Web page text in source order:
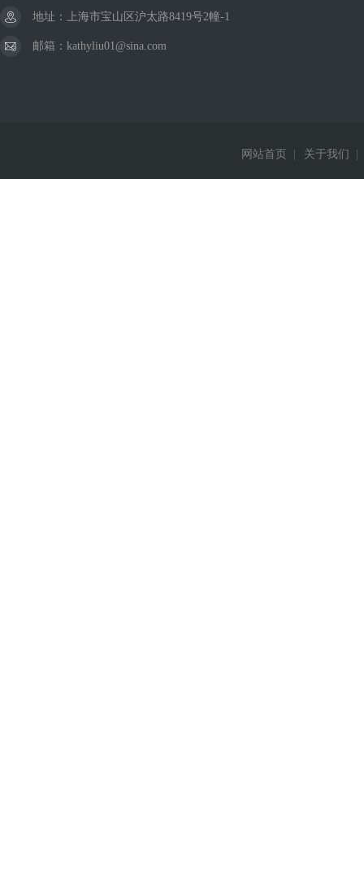
地址：上海市宝山区沪太路8419号2幢-1
邮箱：kathyliu01@sina.com
网站首页 关于我们